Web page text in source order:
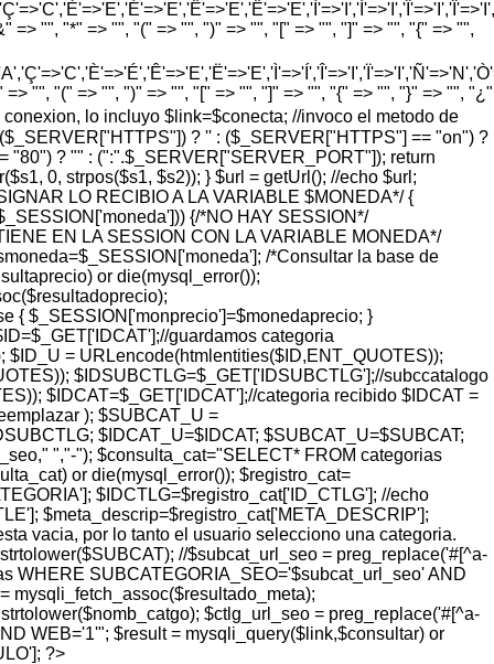
"", "*" => "", "(" => "", ")" => "", "[" => "", "]" => "", "{" => "",
"", "(" => "", ")" => "", "[" => "", "]" => "", "{" => "", "}" => "", "¿"
lo incluyo $link=$conecta; //invoco el metodo de
? '' : ($_SERVER["HTTPS"] == "on") ?
"80") ? "" : (":".$_SERVER["SERVER_PORT"]); return
0, strpos($s1, $s2)); } $url = getUrl(); //echo $url;
LO RECIBIO A LA VARIABLE $MONEDA*/ {
{/*NO HAY SESSION*/
EN LA SESSION CON LA VARIABLE MONEDA*/
/*Consultar la base de
or die(mysql_error());
{ $_SESSION['monprecio']=$monedaprecio; }
guardamos categoria
= URLencode(htmlentities($ID,ENT_QUOTES));
$IDSUBCTLG=$_GET['IDSUBCTLG'];//subccatalogo
$IDCAT=$_GET['IDCAT'];//categoria recibido $IDCAT =
); $SUBCAT_U =
$IDCAT_U=$IDCAT; $SUBCAT_U=$SUBCAT;
","-"); $consulta_cat="SELECT* FROM categorias
or die(mysql_error()); $registro_cat=
$IDCTLG=$registro_cat['ID_CTLG']; //echo
$meta_descrip=$registro_cat['META_DESCRIP'];
vacia, por lo tanto el usuario selecciono una categoria.
//$subcat_url_seo = preg_replace('#[^a-
WHERE SUBCATEGORIA_SEO='$subcat_url_seo' AND
mysqli_fetch_assoc($resultado_meta);
$ctlg_url_seo = preg_replace('#[^a-
WEB='1'"; $result = mysqli_query($link,$consultar) or
?>